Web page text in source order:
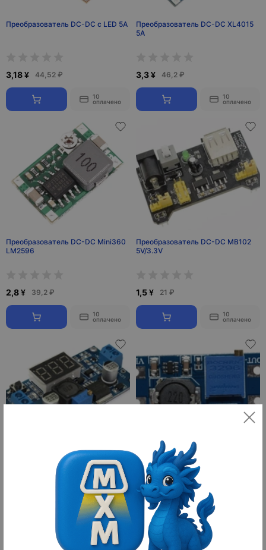
Преобразователь DC-DC с LED 5A
3,18 ¥ 44,52 ₽
10
оплачено
Преобразователь DC-DC XL4015
5А
3,3 ¥ 46,2 ₽
10
оплачено
Преобразователь DC-DC Mini360
LM2596
2,8 ¥ 39,2 ₽
10
оплачено
Преобразователь DC-DC MB102
5V/3.3V
1,5 ¥ 21 ₽
10
оплачено
Преобразователь DC-DC LM2596
10
оплачено
Преобразователь повышающий
DC-DC MT3608
154 ¥ 2 156 ₽